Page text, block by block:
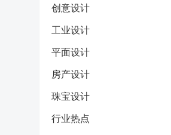
创意设计
工业设计
平面设计
房产设计
珠宝设计
行业热点